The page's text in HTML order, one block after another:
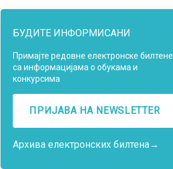
БУДИТЕ ИНФОРМИСАНИ
Примајте редовне електронске билтене
са информацијама о обукама и
конкурсима
ПРИЈАВА НA NEWSLETTER
Архива електронских билтена→